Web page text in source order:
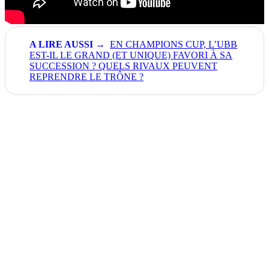
EN CHAMPIONS CUP, L’UBB
EST-IL LE GRAND (ET UNIQUE) FAVORI À SA
SUCCESSION ? QUELS RIVAUX PEUVENT
REPRENDRE LE TRÔNE ?